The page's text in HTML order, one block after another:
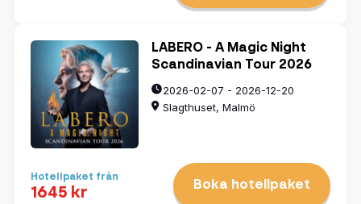
LABERO - A Magic Night
Scandinavian Tour 2026
2026-02-07 - 2026-12-20
Slagthuset, Malmö
Hotellpaket från
1645 kr Boka hotellpaket